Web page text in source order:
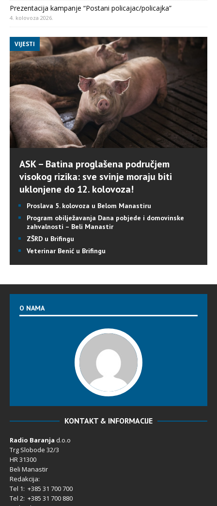
Prezentacija kampanje “Postani policajac/policajka”
4. kolovoza 2026.
VIJESTI
ASK – Batina proglašena područjem
visokog rizika: sve svinje moraju biti
uklonjene do 12. kolovoza!
Proslava 5. kolovoza u Belom Manastiru
Program obilježavanja Dana pobjede i domovinske
zahvalnosti – Beli Manastir
ZŠRD u Brifingu
Veterinar Benić u Brifingu
O NAMA
KONTAKT & INFORMACIJE
Radio Baranja d.o.o
Trg Slobode 32/3
HR 31300
Beli Manastir
Redakcija:
Tel 1: +385 31 700 700
Tel 2: +385 31 700 880